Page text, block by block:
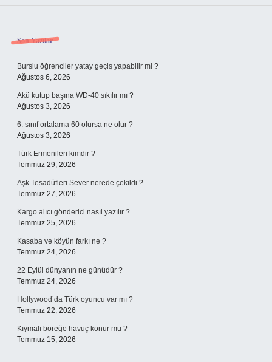
Sidebar
Son Yazılar
Burslu öğrenciler yatay geçiş yapabilir mi ?
Ağustos 6, 2026
Akü kutup başına WD-40 sıkılır mı ?
Ağustos 3, 2026
6. sınıf ortalama 60 olursa ne olur ?
Ağustos 3, 2026
Türk Ermenileri kimdir ?
Temmuz 29, 2026
Aşk Tesadüfleri Sever nerede çekildi ?
Temmuz 27, 2026
Kargo alıcı gönderici nasıl yazılır ?
Temmuz 25, 2026
Kasaba ve köyün farkı ne ?
Temmuz 24, 2026
22 Eylül dünyanın ne günüdür ?
Temmuz 24, 2026
Hollywood’da Türk oyuncu var mı ?
Temmuz 22, 2026
Kıymalı böreğe havuç konur mu ?
Temmuz 15, 2026